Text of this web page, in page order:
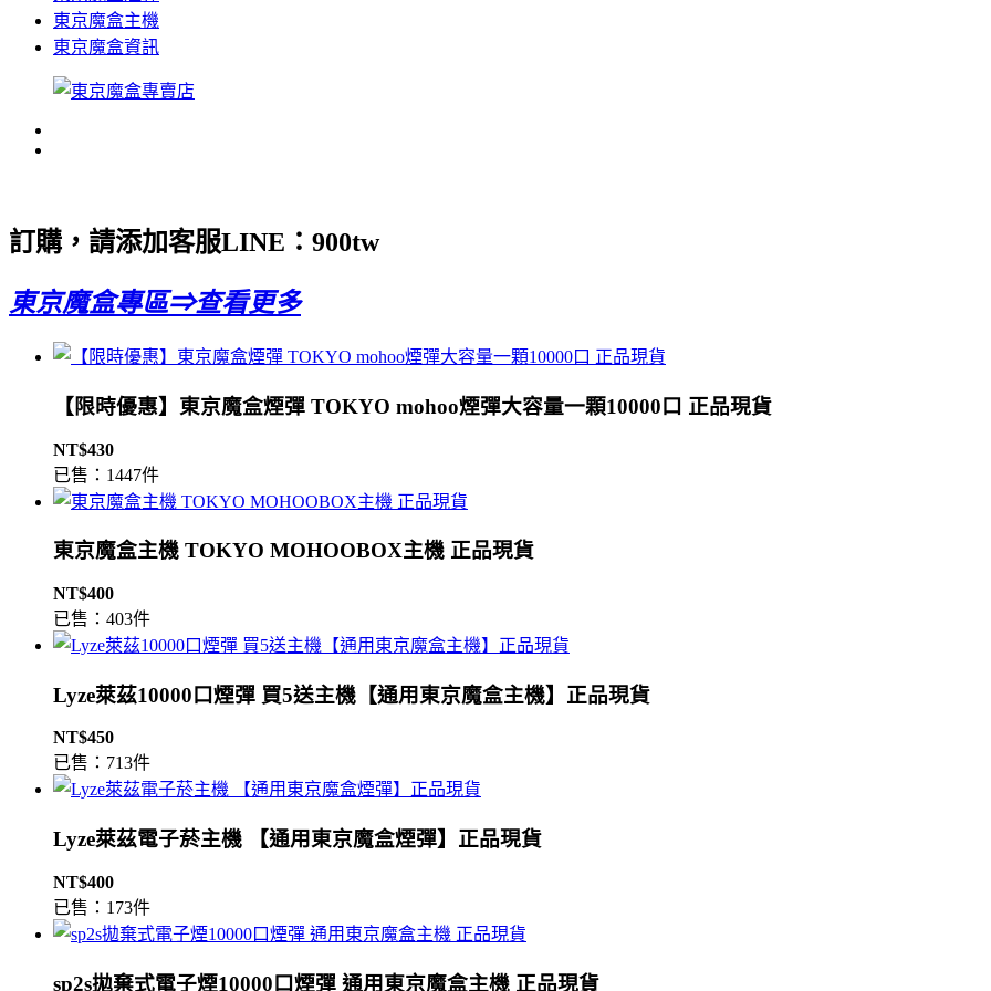
東京魔盒主機
東京魔盒資訊
訂購，請添加客服LINE： 900tw
東京魔盒專區⇒查看更多
【限時優惠】東京魔盒煙彈 TOKYO mohoo煙彈大容量一顆10000口 正品現貨
NT$430
已售：1447件
東京魔盒主機 TOKYO MOHOOBOX主機 正品現貨
NT$400
已售：403件
Lyze萊茲10000口煙彈 買5送主機【通用東京魔盒主機】正品現貨
NT$450
已售：713件
Lyze萊茲電子菸主機 【通用東京魔盒煙彈】正品現貨
NT$400
已售：173件
sp2s拋棄式電子煙10000口煙彈 通用東京魔盒主機 正品現貨